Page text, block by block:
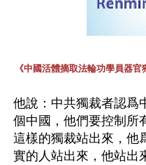
《中國活體摘取法輪功學員器
他說：中共獨裁者認爲
個中國，他們要控制所
這樣的獨裁站出來，他
實的人站出來，他站出